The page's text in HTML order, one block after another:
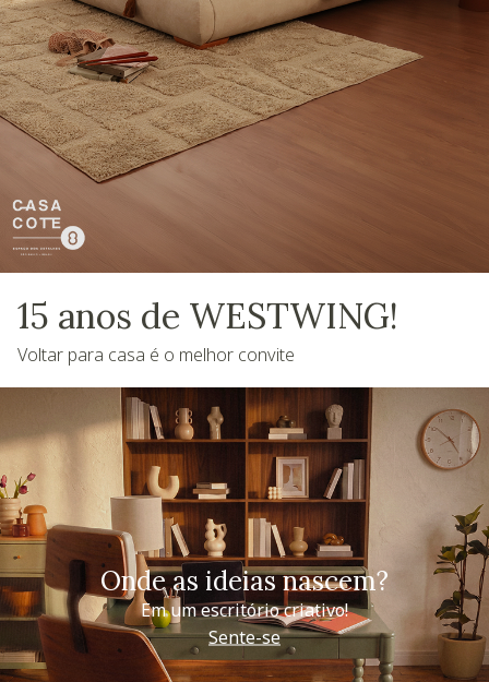
15 anos de WESTWING!
Voltar para casa é o melhor convite
Onde as ideias nascem?
Em um escritório criativo!
Sente-se